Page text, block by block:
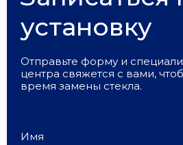
установку
Отправьте форму и
центра свяжется с вами,
время замены стекла.